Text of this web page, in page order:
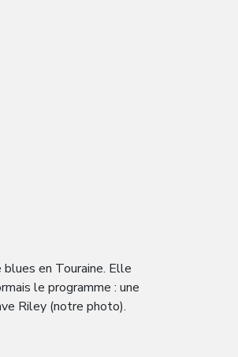
blues en Touraine. Elle
le programme : une
Riley (notre photo).